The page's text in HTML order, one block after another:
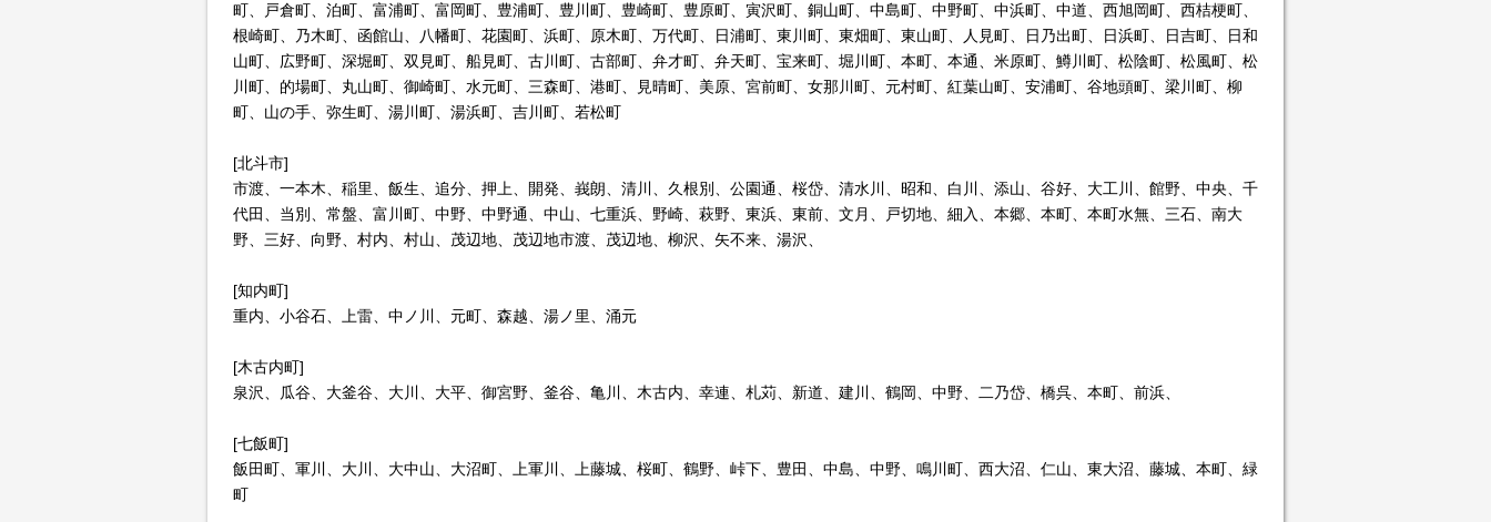
町、戸倉町、泊町、富浦町、富岡町、豊浦町、豊川町、豊崎町、豊原町、寅沢町、銅山町、中島町、中野町、中浜町、中道、西旭岡町、西桔梗町、
根崎町、乃木町、函館山、八幡町、花園町、浜町、原木町、万代町、日浦町、東川町、東畑町、東山町、人見町、日乃出町、日浜町、日吉町、日和
山町、広野町、深堀町、双見町、船見町、古川町、古部町、弁才町、弁天町、宝来町、堀川町、本町、本通、米原町、鱒川町、松陰町、松風町、松
川町、的場町、丸山町、御崎町、水元町、三森町、港町、見晴町、美原、宮前町、女那川町、元村町、紅葉山町、安浦町、谷地頭町、梁川町、柳
町、山の手、弥生町、湯川町、湯浜町、吉川町、若松町
[北斗市]
市渡、一本木、稲里、飯生、追分、押上、開発、峩朗、清川、久根別、公園通、桜岱、清水川、昭和、白川、添山、谷好、大工川、館野、中央、千
代田、当別、常盤、富川町、中野、中野通、中山、七重浜、野崎、萩野、東浜、東前、文月、戸切地、細入、本郷、本町、本町水無、三石、南大
野、三好、向野、村内、村山、茂辺地、茂辺地市渡、茂辺地、柳沢、矢不来、湯沢、
[知内町]
重内、小谷石、上雷、中ノ川、元町、森越、湯ノ里、涌元
[木古内町]
泉沢、瓜谷、大釜谷、大川、大平、御宮野、釜谷、亀川、木古内、幸連、札苅、新道、建川、鶴岡、中野、二乃岱、橋呉、本町、前浜、
[七飯町]
飯田町、軍川、大川、大中山、大沼町、上軍川、上藤城、桜町、鶴野、峠下、豊田、中島、中野、鳴川町、西大沼、仁山、東大沼、藤城、本町、緑
町